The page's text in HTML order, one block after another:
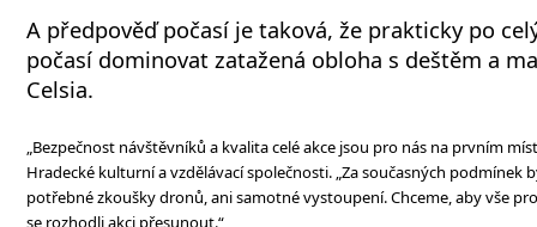
A předpověď počasí je taková, že prakticky po
počasí dominovat zatažená obloha s deštěm a
Celsia.
„Bezpečnost návštěvníků a kvalita celé akce jsou pro nás na prvním
Hradecké kulturní a vzdělávací společnosti. „Za současných podmínek
potřebné zkoušky dronů, ani samotné vystoupení. Chceme, aby vše
se rozhodli akci přesunout.“